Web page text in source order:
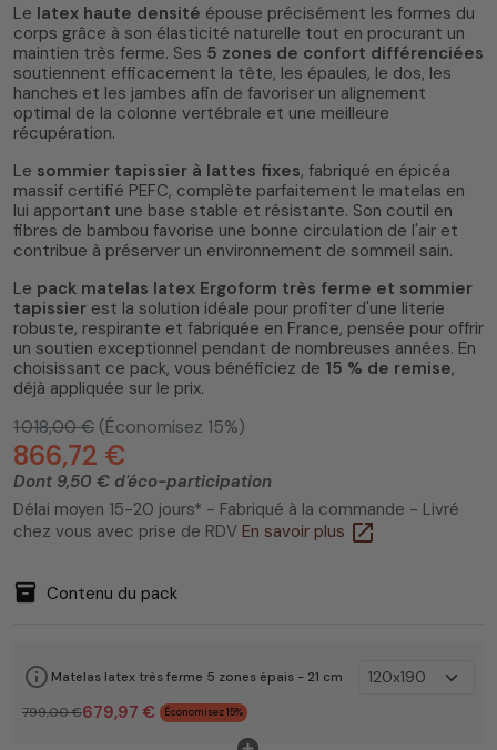
Le latex haute densité épouse précisément les formes du
corps grâce à son élasticité naturelle tout en procurant un
maintien très ferme. Ses 5 zones de confort différenciées
soutiennent efficacement la tête, les épaules, le dos, les
hanches et les jambes afin de favoriser un alignement
optimal de la colonne vertébrale et une meilleure
récupération.
Le sommier tapissier à lattes fixes, fabriqué en épicéa
massif certifié PEFC, complète parfaitement le matelas en
lui apportant une base stable et résistante. Son coutil en
fibres de bambou favorise une bonne circulation de l'air et
contribue à préserver un environnement de sommeil sain.
Le pack matelas latex Ergoform très ferme et sommier
tapissier est la solution idéale pour profiter d'une literie
robuste, respirante et fabriquée en France, pensée pour offrir
un soutien exceptionnel pendant de nombreuses années. En
choisissant ce pack, vous bénéficiez de 15 % de remise,
déjà appliquée sur le prix.
1 018,00 € (Économisez 15%)
866,72 €
Dont 9,50 € d'éco-participation
Délai moyen 15-20 jours* - Fabriqué à la commande - Livré
chez vous avec prise de RDV En savoir plus open_in_new
inventory Contenu du pack
info_outline Matelas latex très ferme 5 zones épais - 21 cm
799,00 €679,97 € Économisez 15%